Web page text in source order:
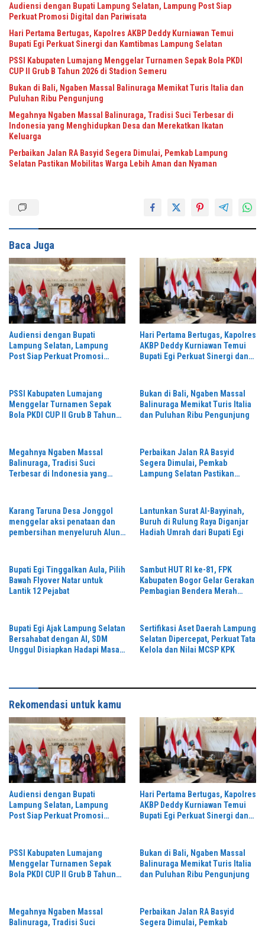
Audiensi dengan Bupati Lampung Selatan, Lampung Post Siap
Perkuat Promosi Digital dan Pariwisata
Hari Pertama Bertugas, Kapolres AKBP Deddy Kurniawan Temui
Bupati Egi Perkuat Sinergi dan Kamtibmas Lampung Selatan
PSSI Kabupaten Lumajang Menggelar Turnamen Sepak Bola PKDI
CUP II Grub B Tahun 2026 di Stadion Semeru
Bukan di Bali, Ngaben Massal Balinuraga Memikat Turis Italia dan
Puluhan Ribu Pengunjung
Megahnya Ngaben Massal Balinuraga, Tradisi Suci Terbesar di
Indonesia yang Menghidupkan Desa dan Merekatkan Ikatan
Keluarga
Perbaikan Jalan RA Basyid Segera Dimulai, Pemkab Lampung
Selatan Pastikan Mobilitas Warga Lebih Aman dan Nyaman
Baca Juga
Audiensi dengan Bupati
Lampung Selatan, Lampung
Post Siap Perkuat Promosi
Hari Pertama Bertugas, Kapolres
AKBP Deddy Kurniawan Temui
Bupati Egi Perkuat Sinergi dan
PSSI Kabupaten Lumajang
Menggelar Turnamen Sepak
Bola PKDI CUP II Grub B Tahun
Bukan di Bali, Ngaben Massal
Balinuraga Memikat Turis Italia
dan Puluhan Ribu Pengunjung
Megahnya Ngaben Massal
Balinuraga, Tradisi Suci
Terbesar di Indonesia yang
Perbaikan Jalan RA Basyid
Segera Dimulai, Pemkab
Lampung Selatan Pastikan
Karang Taruna Desa Jonggol
menggelar aksi penataan dan
pembersihan menyeluruh Alun-
bersinergi bersama sama
“,karang taruna desa Jonggol
Jaya Jaya,”
Lantunkan Surat Al-Bayyinah,
Buruh di Rulung Raya Diganjar
Hadiah Umrah dari Bupati Egi
Bupati Egi Tinggalkan Aula, Pilih
Bawah Flyover Natar untuk
Lantik 12 Pejabat
Sambut HUT RI ke-81, FPK
Kabupaten Bogor Gelar Gerakan
Pembagian Bendera Merah
Bupati Egi Ajak Lampung Selatan
Bersahabat dengan AI, SDM
Unggul Disiapkan Hadapi Masa
Sertifikasi Aset Daerah Lampung
Selatan Dipercepat, Perkuat Tata
Kelola dan Nilai MCSP KPK
Rekomendasi untuk kamu
Audiensi dengan Bupati
Lampung Selatan, Lampung
Post Siap Perkuat Promosi
Hari Pertama Bertugas, Kapolres
AKBP Deddy Kurniawan Temui
Bupati Egi Perkuat Sinergi dan
PSSI Kabupaten Lumajang
Menggelar Turnamen Sepak
Bola PKDI CUP II Grub B Tahun
Bukan di Bali, Ngaben Massal
Balinuraga Memikat Turis Italia
dan Puluhan Ribu Pengunjung
Megahnya Ngaben Massal
Balinuraga, Tradisi Suci
Perbaikan Jalan RA Basyid
Segera Dimulai, Pemkab